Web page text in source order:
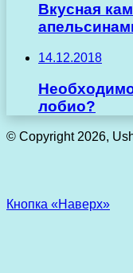
Вкусная
14.12.2018
Необходимо
лобио?
© Copyright 2026,
Кнопка «Наверх»